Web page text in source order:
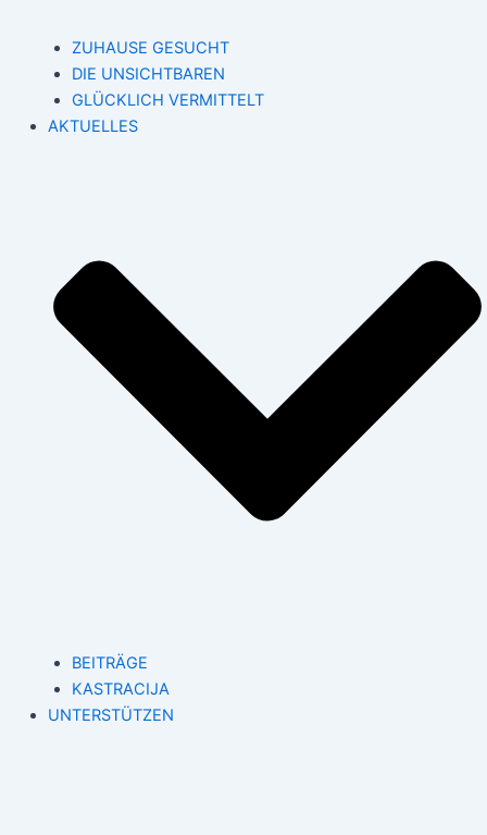
ZUHAUSE GESUCHT
DIE UNSICHTBAREN
GLÜCKLICH VERMITTELT
AKTUELLES
BEITRÄGE
KASTRACIJA
UNTERSTÜTZEN